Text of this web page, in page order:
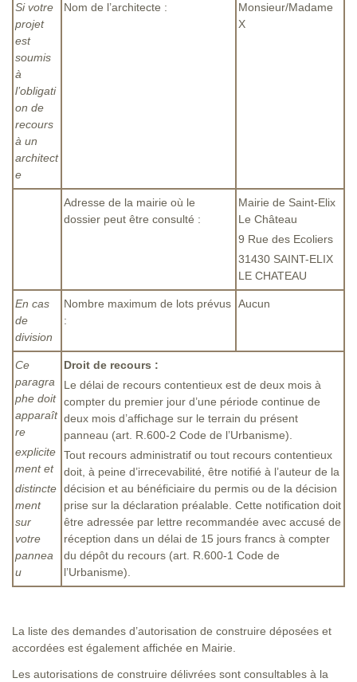
Si votre
projet
est
soumis
à
l’obligati
on de
recours
à un
architect
e
Nom de l’architecte :
Monsieur/Madame
X
Adresse de la mairie où le
dossier peut être consulté :
Mairie de Saint-Elix
Le Château
9 Rue des Ecoliers
31430 SAINT-ELIX
LE CHATEAU
En cas
de
division
Nombre maximum de lots prévus
:
Aucun
Ce
paragra
phe doit
apparaît
re
explicite
ment et
distincte
ment
sur
votre
pannea
u
Droit de recours :
Le délai de recours contentieux est de deux mois à
compter du premier jour d’une période continue de
deux mois d’affichage sur le terrain du présent
panneau (art. R.600-2 Code de l’Urbanisme).
Tout recours administratif ou tout recours contentieux
doit, à peine d’irrecevabilité, être notifié à l’auteur de la
décision et au bénéficiaire du permis ou de la décision
prise sur la déclaration préalable. Cette notification doit
être adressée par lettre recommandée avec accusé de
réception dans un délai de 15 jours francs à compter
du dépôt du recours (art. R.600-1 Code de
l’Urbanisme).
La liste des demandes d’autorisation de construire déposées et
accordées est également affichée en Mairie.
Les autorisations de construire délivrées sont consultables à la